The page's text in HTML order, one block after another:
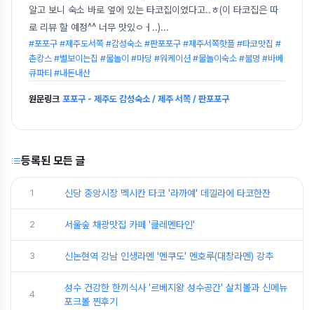
알고 보니 숙소 바로 옆에 있는 타코집이였다고..ㅎ(이 타코집은 따
로 리뷰 할 예정^^ 너무 맛있ㅇㅓ..)...
#포포구 #제주도서쪽 #감성숙소 #판포포구 #제주서쪽핫플 #타코맛집 #
촌캉스 #별보이는집 #물놀이 #마당 #워케이션 #물놀이숙소 #불멍 #바베
큐파티 #내돈내산
원문링크 포포구 - 제주도 감성숙소 / 제주 서쪽 / 판포포구
등록된 모든 글
1 신당 중앙시장 멕시칸 타코 '라까예' 데낄라에 타코한잔
2 서울숲 채광맛집 카페 '클레멘타인'
3 신논현역 강남 인생라멘 '멘쿠도' 멘호루(대창라멘) 강추
4
성수 건강한 한끼식사 '르베지왕 성수공간' 살치볼과 신메뉴
포크볼 찐후기